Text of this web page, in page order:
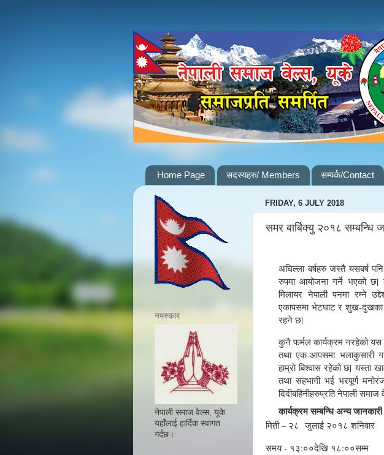
Home Page सदस्यहरु/ Members सम्पर्क/Contact
FRIDAY, 6 JULY 2018
समर बार्बिक्यु २०१८ सम्बन्धि
अघिल्ला बर्षहरु जस्तै यसबर्ष
रुपमा आयोजना गर्ने भएको छ|
मिलायर नेपाली पनमा रम्ने
एकापसमा भेटघाट र शुख-दुखका
रहने छ|
कुनै फर्मल कार्यक्रम नरहेको यस
तथा एक-आपसमा भलाकुसारी
हाम्रो बिश्वास रहेको छ|यस्ता
तथा सहभागी भई भरपूर्ण
दिदीबहिनीहरुप्रति नेपाली
कार्यक्रम सम्बन्धि अन्य जानकारी
मिती – २८ जुलाई २०१८ शनिवार
समय - १३:००देखि १८:००सम्म
नमस्कार
नेपाली समाज वेल्स, यूके
यहाँलाई हार्दिक स्वागत
गर्दछ।